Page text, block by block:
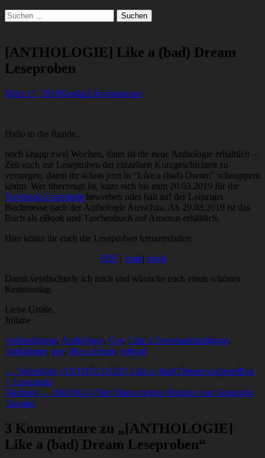
Suchen
Suchen
nach:
[ANTHOLOGIE] Like a (bad) Dream
Leseproben
Veröffentlicht
März 17, 2019Autor
Koriko3 Kommentare
Hallo in die Runde,
noch knapp zwei Wochen, dann ist die neue Anthologie erhältlich –
Zeit euch mit Leseproben der einzelnen Kurzgeschichten zu
versorgen, damit ihr schon jetzt in “Like a (bad) Dream” schnuppern
könnt. Wer überzeugt ist, kann sich bis zum 20.03.2019 für die
Facebook-Leserunde bewerben oder hält auf der Leipziger
Buchmesse nach der Anthologie Ausschau. Ab 29.03.2019 ist das
Buch als eBook und Taschenbuch auf Amazon erhältlich.
Hier könnt ihr euch die Leseproben herunterladen:
PDF| epub| mobi
Damit verabschiede ich mich und wünsche euch einen schönen
Restsonntag.
Liebe Grüße,
Juliane
Kategorien
Ankündigung, Anthologie, Gay, Like a DreamSchlagworte
ankündigung,
Anthologie, gay, like a dream, schwul
Beitragsnavigation
← Vorheriger Vorheriger
[ANTHOLOGIE] Like a (bad) Dream vorbestellbar
+ Leserunde
Nächster → Nächster
[MANGA] Der Mann meines Bruders von Gengoroh
Tagame
3 Kommentare zu „[ANTHOLOGIE]
Like a (bad) Dream Leseproben“